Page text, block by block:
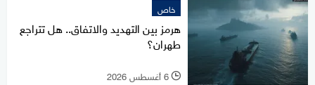
خاص
هرمز بين التهديد والاتفاق.. هل تتراجع
طهران؟
l 6 أغسطس 2026